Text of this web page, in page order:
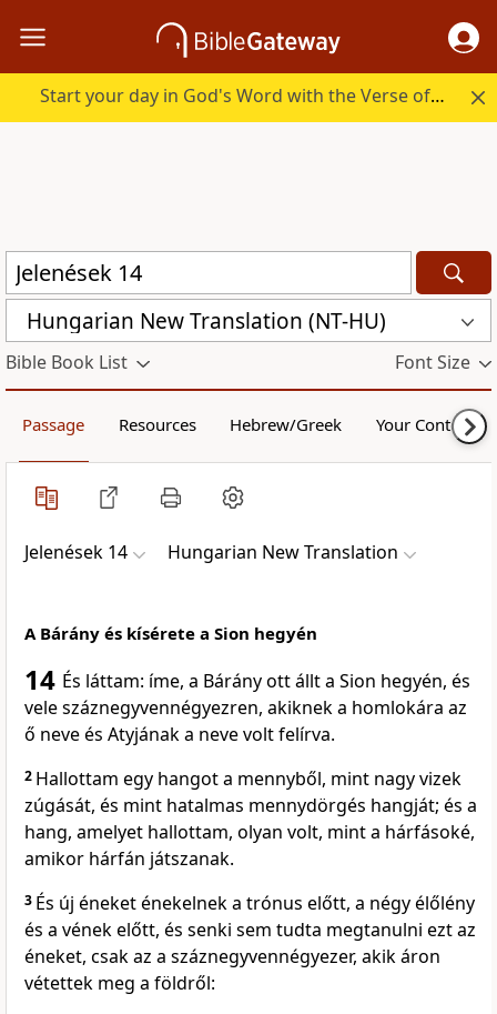
Start your day in God's Word with the Verse of the Day.
Hungarian New Translation (NT-HU)
Bible Book List Font Size
Passage Resources Hebrew/Greek Your Content
Jelenések 14 Hungarian New Translation
A Bárány és kísérete a Sion hegyén
14 És láttam: íme, a Bárány ott állt a Sion hegyén, és
vele száznegyvennégyezren, akiknek a homlokára az
ő neve és Atyjának a neve volt felírva.
2 Hallottam egy hangot a mennyből, mint nagy vizek
zúgását, és mint hatalmas mennydörgés hangját; és a
hang, amelyet hallottam, olyan volt, mint a hárfásoké,
amikor hárfán játszanak.
3 És új éneket énekelnek a trónus előtt, a négy élőlény
és a vének előtt, és senki sem tudta megtanulni ezt az
éneket, csak az a száznegyvennégyezer, akik áron
vétettek meg a földről: